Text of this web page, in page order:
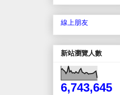
線上朋友
新站瀏覽人數
6,743,645